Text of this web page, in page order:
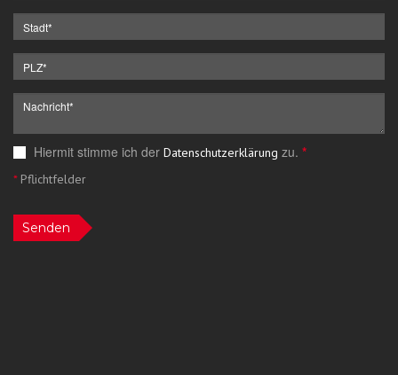
Hiermit stimme ich der Datenschutzerklärung zu. *
*Pflichtfelder
Senden